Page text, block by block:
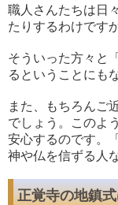
職人さんたちは日
たりするわけです
そういった方々と
るということにも
また、もちろんご
でしょう。このよ
安心するのです。
神や仏を信ずる人
正覚寺の地鎮